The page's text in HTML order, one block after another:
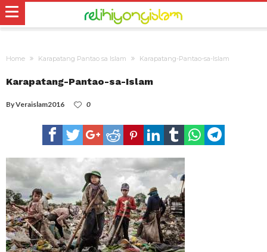
Home Karapatang Pantao sa Islam Karapatang-Pantao-sa-Islam
Karapatang-Pantao-sa-Islam
ByVeraislam2016 0